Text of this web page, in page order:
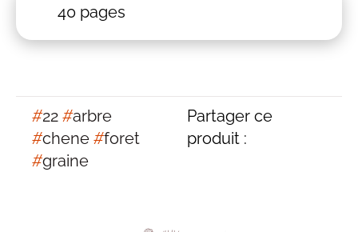
40 pages
#22 #arbre
#chene #foret
#graine
Partager ce
produit :